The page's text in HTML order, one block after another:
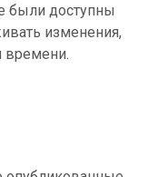
были доступны
изменения,
времени.